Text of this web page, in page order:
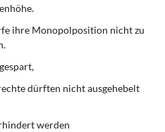
ihre Monopolposition nicht zu
dürften nicht ausgehebelt
werden